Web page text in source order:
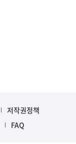
저작권정책
FAQ